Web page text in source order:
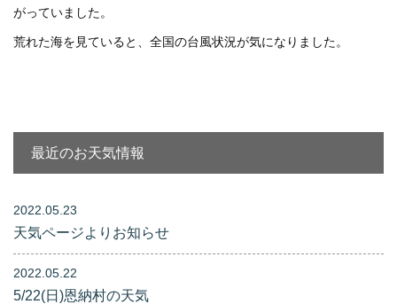
がっていました。
荒れた海を見ていると、全国の台風状況が気になりました。
最近のお天気情報
2022.05.23
天気ページよりお知らせ
2022.05.22
5/22(日)恩納村の天気